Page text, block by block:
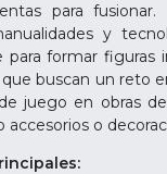
para fusionar.
y
para formar figuras
buscan un reto
juego en obras
o